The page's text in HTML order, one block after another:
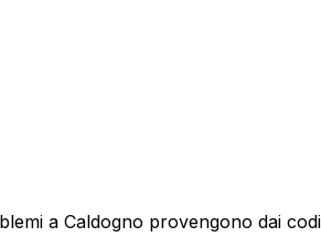
a Caldogno provengono dai